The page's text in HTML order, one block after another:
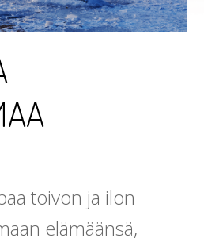
toivon ja ilon
elämäänsä,